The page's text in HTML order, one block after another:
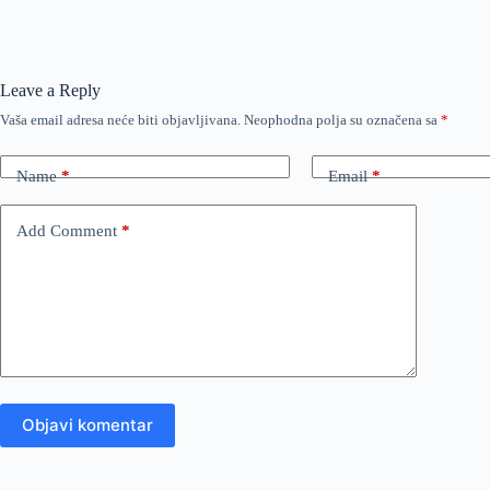
Leave a Reply
Vaša email adresa neće biti objavljivana. Neophodna polja su označena sa *
Name* Email*
Add Comment *
Objavi komentar